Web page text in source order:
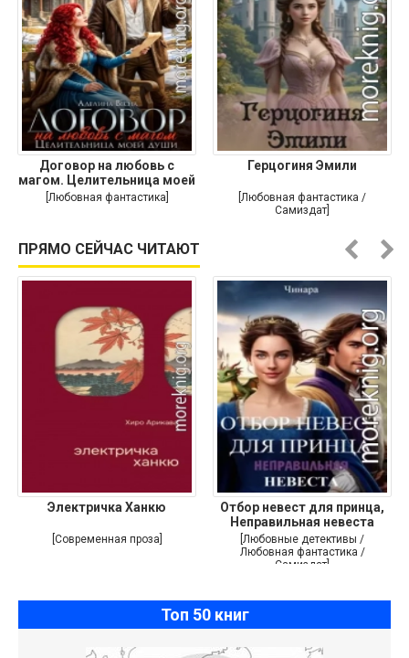
Договор на любовь с
магом. Целительница моей
души
[Любовная фантастика]
Герцогиня Эмили
[Любовная фантастика /
Самиздат]
ПРЯМО СЕЙЧАС ЧИТАЮТ
Электричка Ханкю
[Современная проза]
Отбор невест для принца,
Неправильная невеста
[Любовные детективы /
Любовная фантастика /
Самиздат]
Топ 50 книг